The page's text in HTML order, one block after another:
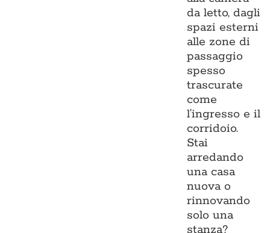
da letto, dagli
spazi esterni
alle zone di
passaggio
spesso
trascurate
come
l’ingresso e il
corridoio.
Stai
arredando
una casa
nuova o
rinnovando
solo una
stanza?